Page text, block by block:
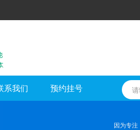
系我们 预约挂号
因为专注